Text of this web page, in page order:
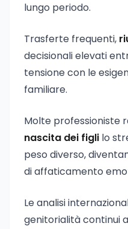
lungo periodo.
Trasferte frequenti,
decisionali elevati
tensione con le
familiare.
Molte professioniste
nascita dei figli lo
peso diverso,
di affaticamento
Le analisi
genitorialità continui